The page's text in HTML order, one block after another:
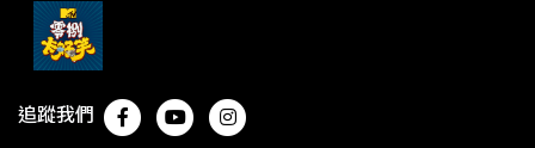
追蹤我們